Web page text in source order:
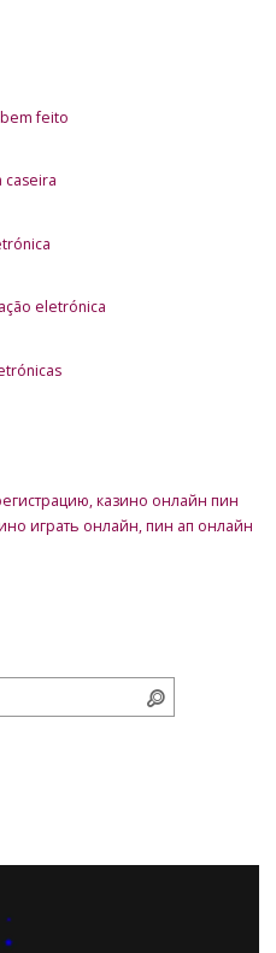
feito
caseira
eletrónica
,казино онлайн пин
играть онлайн,пин ап онлайн